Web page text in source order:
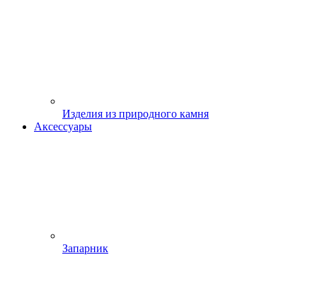
Изделия из природного камня
Аксессуары
Запарник